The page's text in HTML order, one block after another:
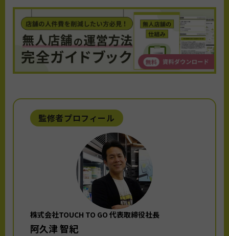
監修者プロフィール
株式会社TOUCH TO GO 代表取締役社長
阿久津 智紀